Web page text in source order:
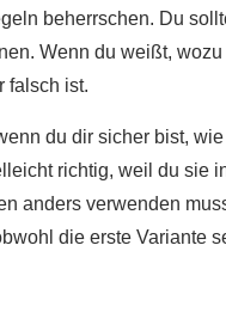
beherrschen. Du
Wenn du weißt,
falsch ist.
du dir sicher bist,
richtig, weil du
anders verwenden
die erste